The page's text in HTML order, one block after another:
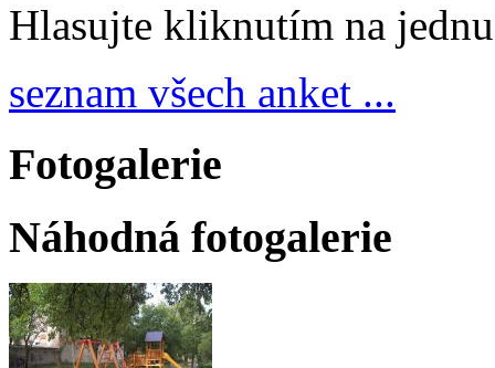
Hlasujte kliknutím na
seznam všech anket ...
Fotogalerie
Náhodná fotogalerie